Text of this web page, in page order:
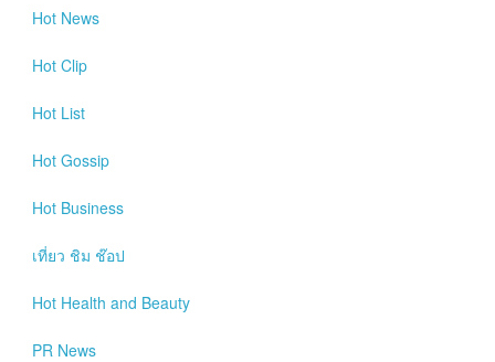
Hot News
Hot Clip
Hot List
Hot Gossip
Hot Business
เที่ยว ชิม ช๊อป
Hot Health and Beauty
PR News